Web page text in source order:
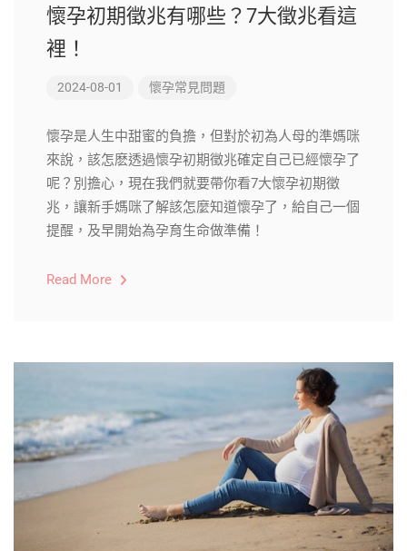
懷孕初期徵兆有哪些？7大徵兆看這
裡！
2024-08-01 懷孕常見問題
懷孕是人生中甜蜜的負擔，但對於初為人母的準媽咪
來說，該怎麽透過懷孕初期徵兆確定自己已經懷孕了
呢？別擔心，現在我們就要帶你看7大懷孕初期徵
兆，讓新手媽咪了解該怎麼知道懷孕了，給自己一個
提醒，及早開始為孕育生命做準備！
Read More